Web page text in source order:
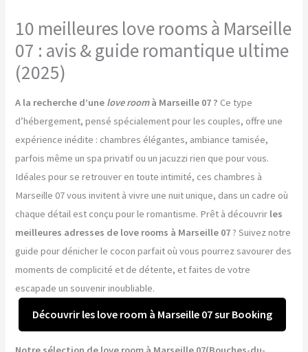
10 meilleures love rooms à Marseille
07 : avis & guide romantique ultime
(2025)
A la recherche d’une love roomà Marseille 07 ? Ce type
d’hébergement, pensé spécialement pour les couples, offre une
expérience inédite : chambres élégantes, ambiance tamisée,
parfois même un spa privatif ou un jacuzzi rien que pour vous.
Idéales pour se retrouver en toute intimité, ces chambres à
Marseille 07 vous invitent à vivre une nuit unique, dans un cadre où
chaque détail est conçu pour le romantisme. Prêt à découvrir les
meilleures adresses de love rooms à Marseille 07? Suivez notre
guide pour dénicher le cocon parfait où vous pourrez savourer des
moments de complicité et de détente, et faites de votre
escapade un souvenir inoubliable.
Découvrir les love room à Marseille 07 sur Booking